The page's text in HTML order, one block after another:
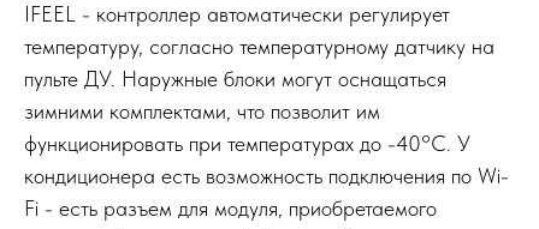
IFEEL - контроллер автоматически регулирует
температуру, согласно температурному датчику на
пульте ДУ. Наружные блоки могут оснащаться
зимними комплектами, что позволит им
функционировать при температурах до -40°С. У
кондиционера есть возможность подключения по Wi-
Fi - есть разъем для модуля, приобретаемого